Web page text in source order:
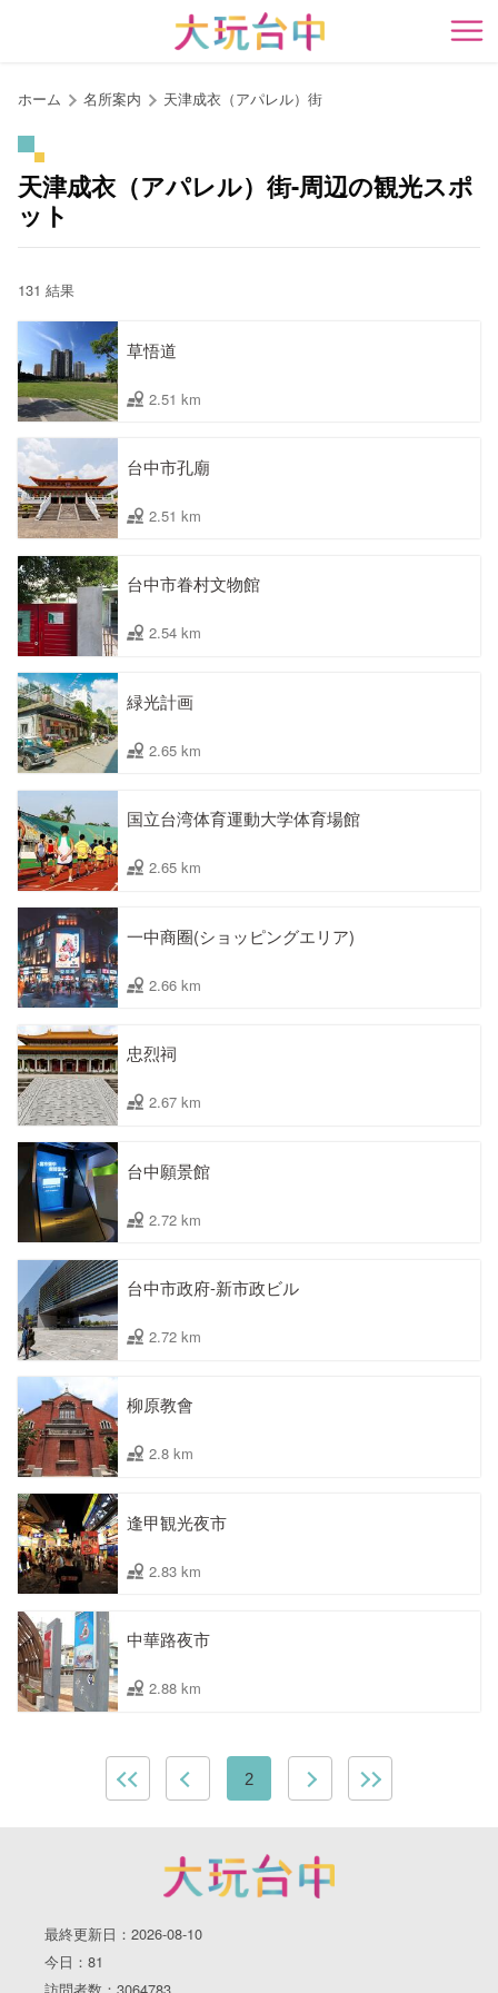
開
ホーム 名所案内 天津成衣（アパレル）街
天津成衣（アパレル）街-周辺の観光スポ
ット
131 結果
草悟道
2.51 km
台中市孔廟
2.51 km
台中市眷村文物館
2.54 km
緑光計画
2.65 km
国立台湾体育運動大学体育場館
2.65 km
一中商圈(ショッピングエリア)
2.66 km
忠烈祠
2.67 km
台中願景館
2.72 km
台中市政府-新市政ビル
2.72 km
柳原教會
2.8 km
逢甲観光夜市
2.83 km
中華路夜市
2.88 km
2
最終更新日：2026-08-10
今日：81